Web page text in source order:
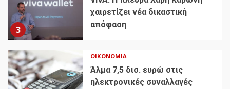
3
χαιρετίζει νέα δικαστική
απόφαση
ΟΙΚΟΝΟΜΊΑ
Άλμα 7,5 δισ. ευρώ στις
ηλεκτρονικές συναλλαγές